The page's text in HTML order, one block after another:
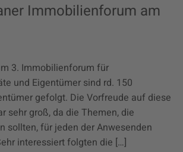
Immobilienforum am
3. Immobilienforum für
und Eigentümer sind rd. 150
gefolgt. Die Vorfreude auf diese
sehr groß, da die Themen, die
sollten, für jeden der Anwesenden
interessiert folgten die […]